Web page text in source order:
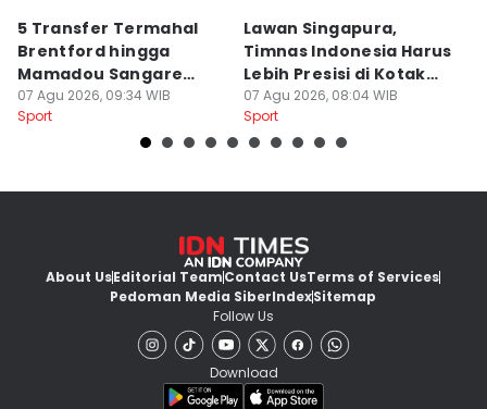
5 Transfer Termahal
Brentford hingga
Mamadou Sangare
Pecahkan Rekor
07 Agu 2026, 09:34 WIB
Sport
Lawan Singapura,
Timnas Indonesia Harus
Lebih Presisi di Kotak
Penalti
07 Agu 2026, 08:04 WIB
Sport
About UsEditorial TeamContact UsTerms of Services
Pedoman Media SiberIndexSitemap
Follow Us
Download